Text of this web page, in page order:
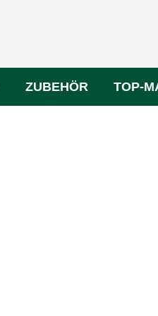
ZUBEHÖR TOP-